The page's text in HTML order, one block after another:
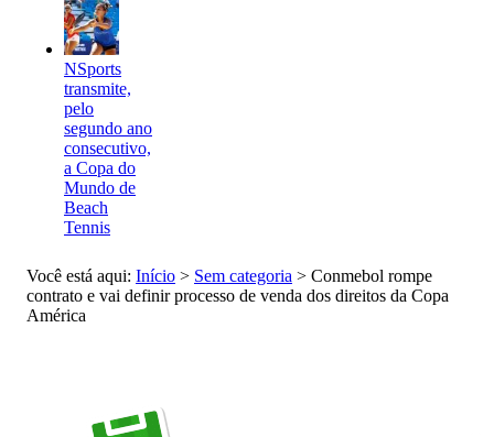
NSports
transmite,
pelo
segundo ano
consecutivo,
a Copa do
Mundo de
Beach
Tennis
Você está aqui: Início > Sem categoria > Conmebol rompe
contrato e vai definir processo de venda dos direitos da Copa
América